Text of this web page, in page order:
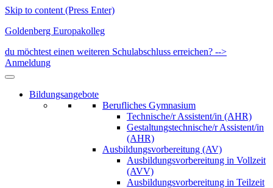
Skip to content (Press Enter)
Goldenberg Europakolleg
du möchtest einen weiteren Schulabschluss erreichen? -->
Anmeldung
Bildungsangebote
Berufliches Gymnasium
Technische/r Assistent/in (AHR)
Gestaltungstechnische/r Assistent/in
(AHR)
Ausbildungsvorbereitung (AV)
Ausbildungsvorbereitung in Vollzeit
(AVV)
Ausbildungsvorbereitung in Teilzeit